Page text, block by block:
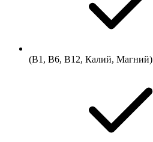
(В1, В6, В12, Калий, Магний)